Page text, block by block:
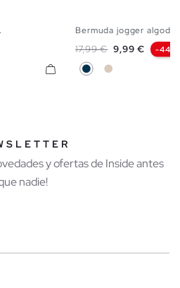
XS
Bermuda jogger
Precio base
17,99 € Precio
9,99 € -44%
Azul Marino
Blanco Roto
y ofertas de Inside antes
nadie!